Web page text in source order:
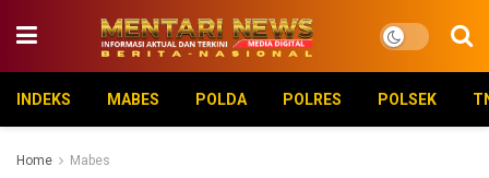
INDEKS MABES POLDA POLRES POLSEK
Home Mabes